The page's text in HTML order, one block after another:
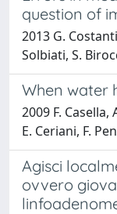
question of
2013 G.
Solbiati, S.
When water
2009 F.
E. Ceriani, F.
Agisci
ovvero